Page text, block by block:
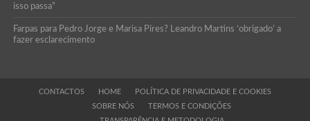
isso passa”
Farpas para Pedro Jorge e Marisa Pires? Leandro Martins ‘obrigado’ a
fazer esclarecimento
CONTACTOS HOME
POLÍTICA DE PRIVACIDADE E COOKIES
SOBRE NÓS
TERMOS E CONDIÇÕES